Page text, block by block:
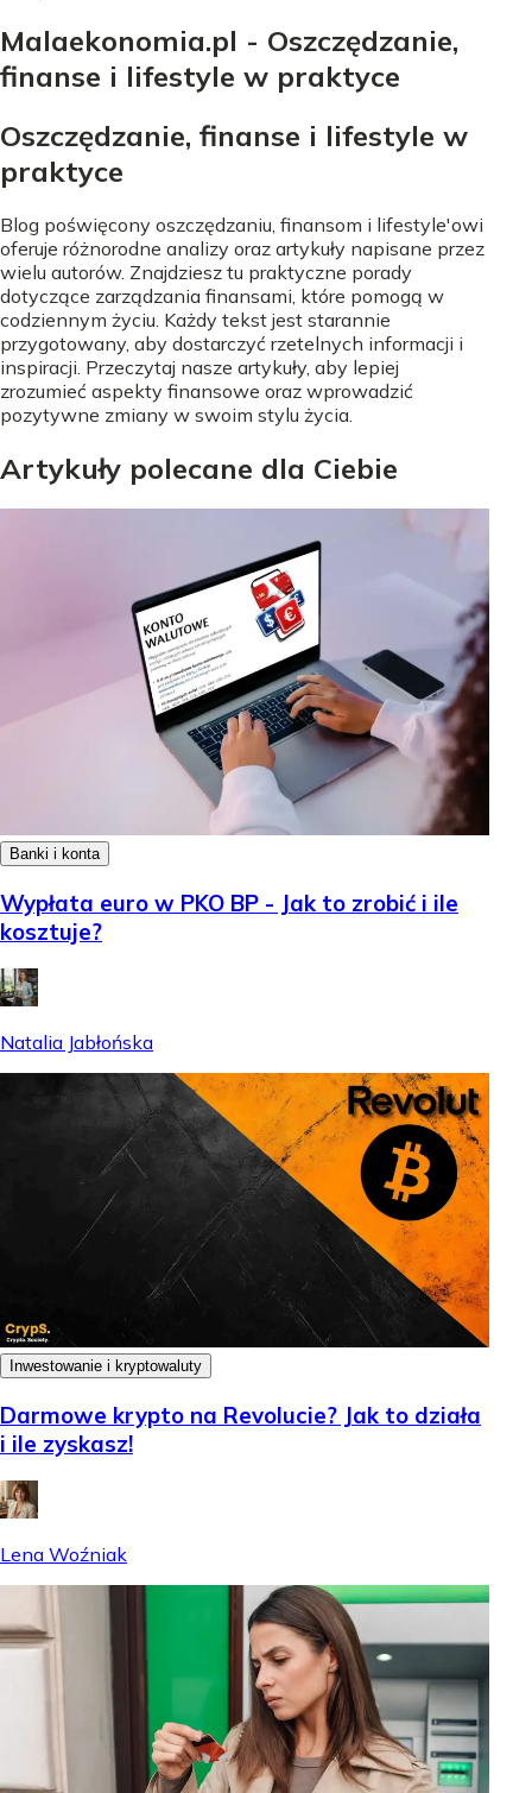
Malaekonomia.pl - Oszczędzanie,
finanse i lifestyle w praktyce
Oszczędzanie, finanse i lifestyle w
praktyce
Blog poświęcony oszczędzaniu, finansom i lifestyle'owi
oferuje różnorodne analizy oraz artykuły napisane przez
wielu autorów. Znajdziesz tu praktyczne porady
dotyczące zarządzania finansami, które pomogą w
codziennym życiu. Każdy tekst jest starannie
przygotowany, aby dostarczyć rzetelnych informacji i
inspiracji. Przeczytaj nasze artykuły, aby lepiej
zrozumieć aspekty finansowe oraz wprowadzić
pozytywne zmiany w swoim stylu życia.
Artykuły polecane dla Ciebie
Banki i konta
Wypłata euro w PKO BP - Jak to zrobić i ile
kosztuje?
Natalia Jabłońska
Inwestowanie i kryptowaluty
Darmowe krypto na Revolucie? Jak to działa
i ile zyskasz!
Lena Woźniak